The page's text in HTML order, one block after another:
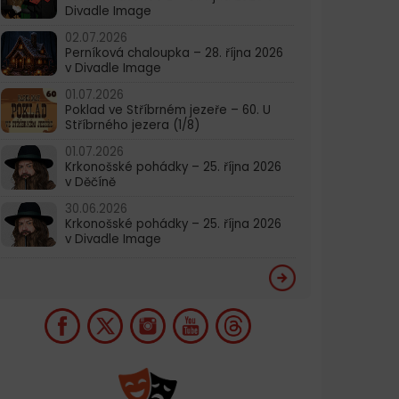
Divadle Image
02.07.2026
Perníková chaloupka – 28. října 2026
v Divadle Image
01.07.2026
Poklad ve Stříbrném jezeře – 60. U
Stříbrného jezera (1/8)
01.07.2026
Krkonošské pohádky – 25. října 2026
v Děčíně
30.06.2026
Krkonošské pohádky – 25. října 2026
v Divadle Image